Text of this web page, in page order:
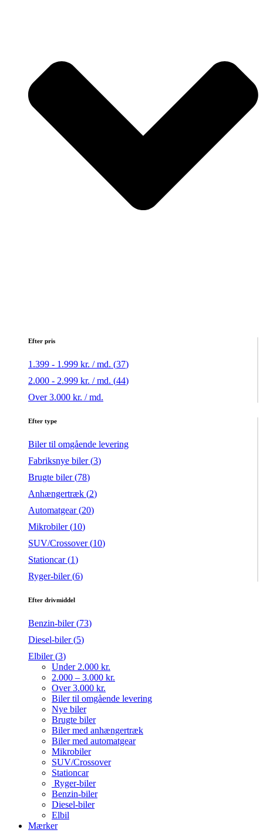
Efter pris
1.399 - 1.999 kr. / md. (37)
2.000 - 2.999 kr. / md. (44)
Over 3.000 kr. / md.
Efter type
Biler til omgående levering
Fabriksnye biler (3)
Brugte biler (78)
Anhængertræk (2)
Automatgear (20)
Mikrobiler (10)
SUV/Crossover (10)
Stationcar (1)
Ryger-biler (6)
Efter drivmiddel
Benzin-biler (73)
Diesel-biler (5)
Elbiler (3)
Under 2.000 kr.
2.000 – 3.000 kr.
Over 3.000 kr.
Biler til omgående levering
Nye biler
Brugte biler
Biler med anhængertræk
Biler med automatgear
Mikrobiler
SUV/Crossover
Stationcar
Ryger-biler
Benzin-biler
Diesel-biler
Elbil
Mærker